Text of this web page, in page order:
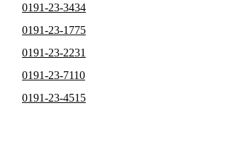
0191-23-3434
0191-23-1775
0191-23-2231
0191-23-7110
0191-23-4515